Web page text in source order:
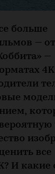
больше
—
—
4K
все
И